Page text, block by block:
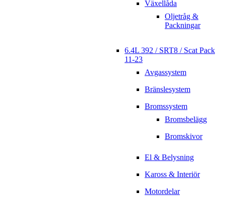
Växellåda
Oljetråg &
Packningar
6.4L 392 / SRT8 / Scat Pack
11-23
Avgassystem
Bränslesystem
Bromssystem
Bromsbelägg
Bromskivor
El & Belysning
Kaross & Interiör
Motordelar